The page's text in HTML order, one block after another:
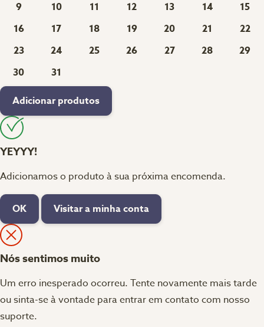
9 10 11 12 13 14
15
16
17 18 19 20 21
22
23
24 25 26 27 28
29
30
31
Adicionar produtos
YEYYY!
Adicionamos o produto à sua próxima encomenda.
OK Visitar a minha conta
Nós sentimos muito
Um erro inesperado ocorreu. Tente novamente mais tarde
ou sinta-se à vontade para entrar em contato com nosso
suporte.